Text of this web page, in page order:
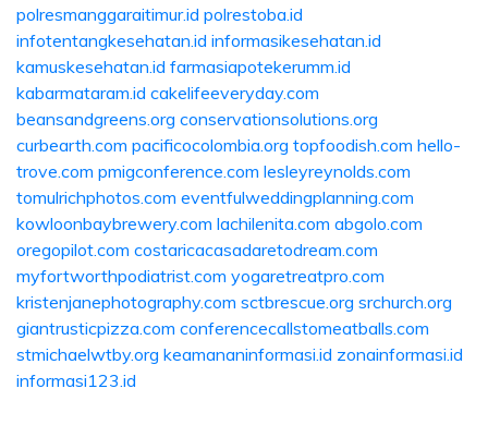
polresmanggaraitimur.id polrestoba.id
infotentangkesehatan.id informasikesehatan.id
kamuskesehatan.id farmasiapotekerumm.id
kabarmataram.id cakelifeeveryday.com
beansandgreens.org conservationsolutions.org
curbearth.com pacificocolombia.org topfoodish.com hello-
trove.com pmigconference.com lesleyreynolds.com
tomulrichphotos.com eventfulweddingplanning.com
kowloonbaybrewery.com lachilenita.com abgolo.com
oregopilot.com costaricacasadaretodream.com
myfortworthpodiatrist.com yogaretreatpro.com
kristenjanephotography.com sctbrescue.org srchurch.org
giantrusticpizza.com conferencecallstomeatballs.com
stmichaelwtby.org keamananinformasi.id zonainformasi.id
informasi123.id